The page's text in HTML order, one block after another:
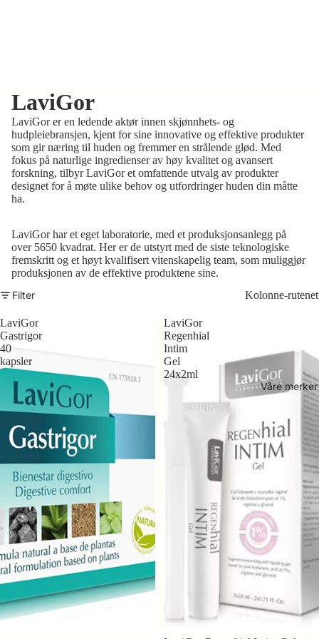
Våre merker
LaviGor
LaviGor er en ledende aktør innen skjønnhets- og
hudpleiebransjen, kjent for sine innovative og effektive produkter
som gir næring til huden og fremmer en strålende glød. Med
fokus på naturlige ingredienser av høy kvalitet og avansert
forskning, tilbyr LaviGor et omfattende utvalg av produkter
designet for å møte ulike behov og utfordringer huden din måtte
ha.
LaviGor har et eget laboratorie, med et produksjonsanlegg på
over 5650 kvadrat. Her er de utstyrt med de siste teknologiske
fremskritt og et høyt kvalifisert vitenskapelig team, som muliggjør
produksjonen av de effektive produktene sine.
Filter
Kolonne-
LaviGor
Gastrigor
40
kapsler
LaviGor
Regenhial
Intim
Gel
24x2ml